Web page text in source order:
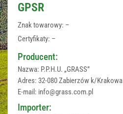
GPSR
Znak towarowy: –
Certyfikaty: –
Producent:
Nazwa: P.P.H.U. „GRASS”
Adres: 32-080 Zabierzów k/Krakowa
E-mail: info@grass.com.pl
Importer: